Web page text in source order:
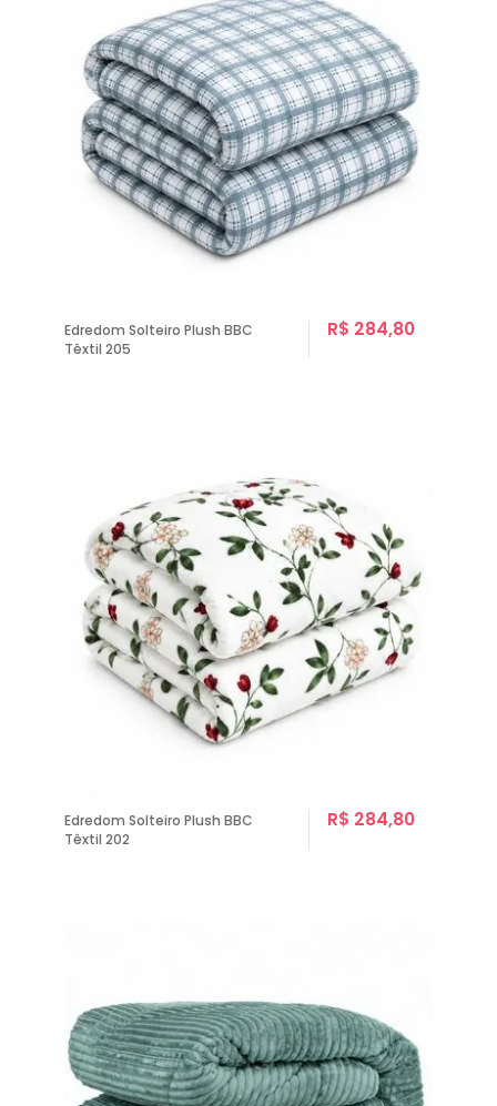
Edredom Solteiro Plush BBC
Têxtil 205
R$ 284,80
Edredom Solteiro Plush BBC
Têxtil 202
R$ 284,80